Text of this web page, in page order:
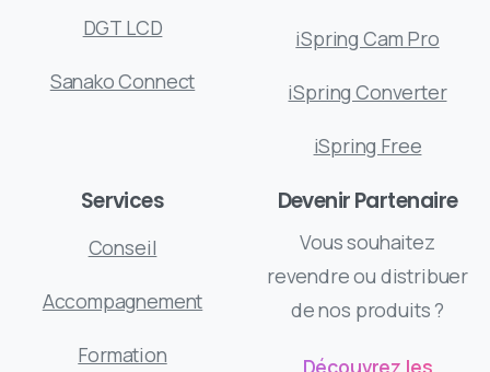
DGT LCD
Sanako Connect
iSpring Cam Pro
iSpring Converter
iSpring Free
Services
Conseil
Accompagnement
Formation
Devenir Partenaire
Vous souhaitez
revendre ou distribuer
de nos produits ?
Découvrez les